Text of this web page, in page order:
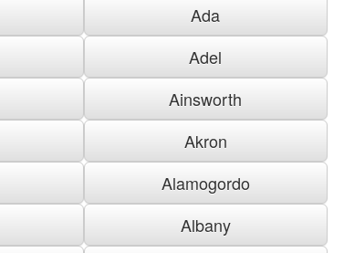
Ada
Adel
Ainsworth
Akron
Alamogordo
Albany